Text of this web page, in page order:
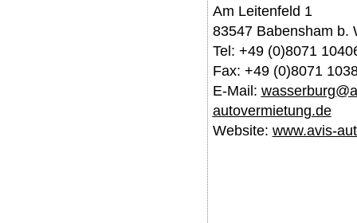
Am Leitenfeld 1
83547 Babensham b.
Tel: +49 (0)8071
Fax: +49 (0)8071
E-Mail:
autovermietung.de
Website: www.avis-